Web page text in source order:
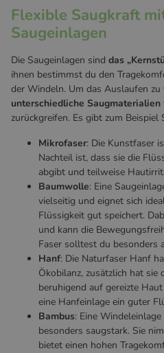
Flexible Saugkraft
Saugeinlagen
Die Saugeinlagen sind das
ihnen bestimmst du den
der Windeln. Um das Auslaufen
unterschiedliche Saugmaterialien
zurückgreifen. Es gibt zum Beispiel
Mikrofaser: Die Kunstfaser
Nachteil ist, dass sie die
abgibt und teilweise
Baumwolle: Eine
vielseitig und eignet sich
Flüssigkeit gut speichert.
und kann die
Faser solltest du besonders
Hanf: Die Naturfaser Hanf
Ökobilanz, zusätzlich hat sie
beruhigend auf gereizte
eine Hanfeinlage ein guter
Bambus: Eine
besonders saugstark. Sie
bietet einen hohen